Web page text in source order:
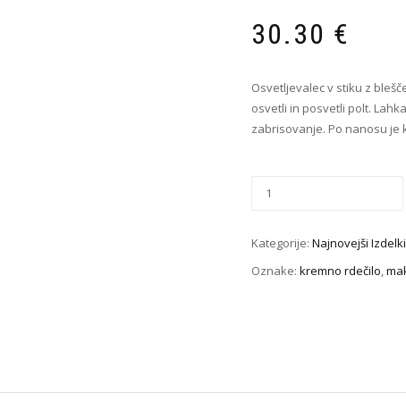
30.30 €
Osvetljevalec v stiku z
osvetli in posvetli polt.
zabrisovanje. Po nanosu je
Kategorije: Najnovejši Izdelki
Oznake: kremno rdečilo,